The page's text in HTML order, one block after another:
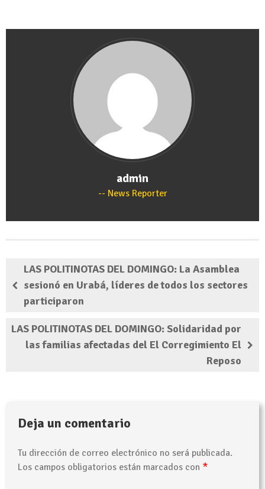
admin
News Reporter
LAS POLITINOTAS DEL DOMINGO: La Asamblea
sesionó en Urabá, líderes de todos los sectores
participaron
LAS POLITINOTAS DEL DOMINGO: Solidaridad por
las familias afectadas del El Corregimiento El
Reposo
Deja un comentario
Tu dirección de correo electrónico no será publicada.
Los campos obligatorios están marcados con *